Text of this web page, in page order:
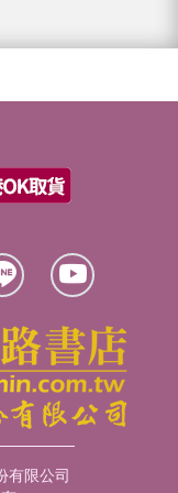
有限公司